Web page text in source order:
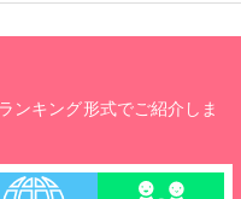
ンキング形式でご紹介しま